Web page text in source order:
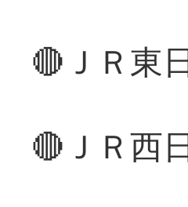
🔴ＪＲ東
🔴ＪＲ西